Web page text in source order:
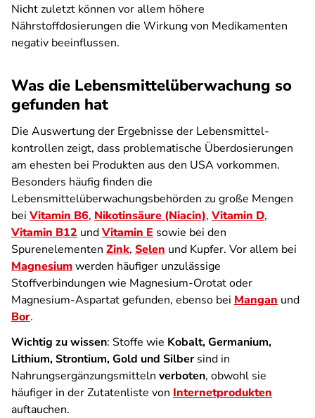
Nicht zuletzt können vor allem höhere
Nährstoffdosierungen die Wirkung von Medikamenten
negativ beeinflussen.
Was die Lebensmittelüberwachung so
gefunden hat
Die Auswertung der Ergebnisse der Lebensmittel­
kontrollen zeigt, dass problematische Überdosierungen
am ehesten bei Produkten aus den USA vorkommen.
Besonders häufig finden die
Lebensmittelüberwachungsbehörden zu große Mengen
bei Vitamin B6, Nikotinsäure (Niacin), Vitamin D,
Vitamin B12 undVitamin E sowie bei den
Spurenelementen Zink, Selen und Kupfer. Vor allem bei
Magnesiumwerden häufiger unzulässige
Stoffverbindungen wie Magnesium-Orotat oder
Magnesium-Aspartat gefunden, ebenso bei Mangan und
Bor.
Wichtig zu wissen: Stoffe wie Kobalt, Germanium,
Lithium, Strontium, Gold und Silbersind in
Nahrungsergänzungsmitteln verboten, obwohl sie
häufiger in der Zutatenliste von Internetprodukten
auftauchen.